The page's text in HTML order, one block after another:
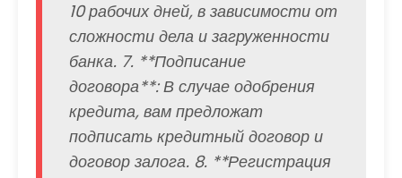
10 рабочих дней, в зависимости от
сложности дела и загруженности
банка. 7. **Подписание
договора**: В случае одобрения
кредита, вам предложат
подписать кредитный договор и
договор залога. 8. **Регистрация